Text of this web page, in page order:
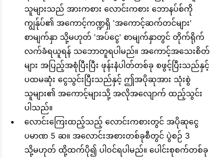
သူများသည် အားကစား လောင်းကစား ဘောနပ်စ်ကို
ကျွန်ုပ်၏ အကောင့်ကဏ္ဍရှိ 'အကောင့်ဆက်တင်များ'
စာမျက်နှာ သို့မဟုတ် 'အပ်ငွေ' စာမျက်နှာတွင် တိုက်ရိုက်
လက်ခံရယူရန် သဘောတူရပါမည်။ အကောင့်အသေးစိတ်
များ အပြည့်အစုံပြီးပြီး ဖုန်းနံပါတ်တစ်ခု စဖွင့်ပြီးသည်နှင့်
ပထမဆုံး ငွေသွင်းပြီးသည်နှင့် ဤအပိုဆုအား သုံးစွဲ
သူများ၏ အကောင့်များသို့ အလိုအလျောက် ထည့်သွင်း
ပါသည်။
လောင်းကြေးထည့်သည့် လောင်းကစားတွင် အပိုဆုငွေ
ပမာဏ 5 ဆ။ အလောင်းအစားတစ်ခုစီတွင် ပွဲစဉ် 3
သို့မဟုတ် ထို့ထက်ပို၍ ပါဝင်ရပါမည်။ ပေါင်းစုစက်တစ်ခု